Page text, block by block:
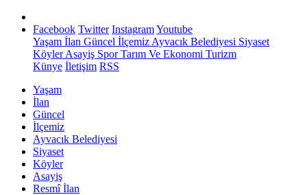
Facebook Twitter InstagramYoutube
Yaşam İlan Güncel İlçemiz Ayvacık Belediyesi Siyaset
KöylerAsayiş SporTarım Ve Ekonomi Turizm
Künye İletişim RSS
Yaşam
İlan
Güncel
İlçemiz
Ayvacık Belediyesi
Siyaset
Köyler
Asayiş
Resmî İlan